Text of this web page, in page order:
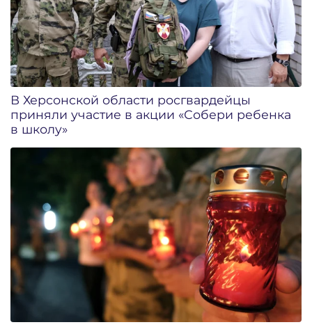
В Херсонской области росгвардейцы
приняли участие в акции «Собери ребенка
в школу»